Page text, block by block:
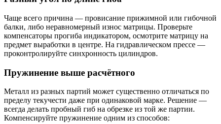
Чаще всего причина — провисание прижимной или гибочной
балки, либо неравномерный износ матрицы. Проверьте
компенсаторы прогиба индикатором, осмотрите матрицу на
предмет выработки в центре. На гидравлическом прессе —
проконтролируйте синхронность цилиндров.
Пружинение выше расчётного
Металл из разных партий может существенно отличаться по
пределу текучести даже при одинаковой марке. Решение —
всегда делать пробный гиб на обрезке из той же партии.
Компенсируйте пружинение одним из способов: